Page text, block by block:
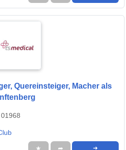
Quereinsteiger, Macher als
★ ➦ ➜